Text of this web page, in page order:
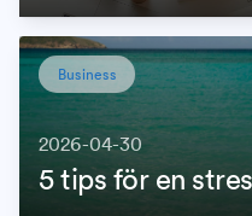
Business
2026-04-30
5 tips för en